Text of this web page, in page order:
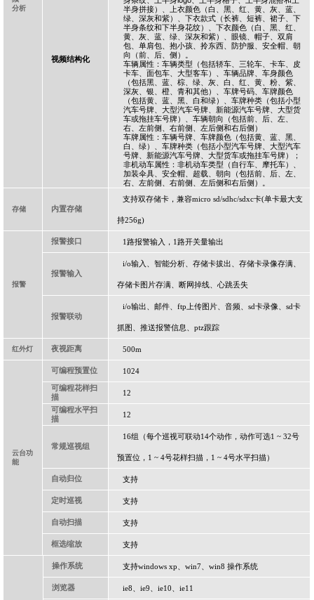
分析
视频结构化
半身拼接）、上衣颜色（白、黑、红、黄、灰、蓝、
绿、深灰和紫）、下衣款式（长裤、短裤、裙子、下
半身条纹和下半身花纹）、下衣颜色（白、黑、红、
黄、灰、蓝、绿、深灰和紫）、眼镜、帽子、双肩
包、单肩包、抱小孩、拎东西、防护服、安全帽、朝
向（前、后、侧）。
车辆属性：车辆类型（包括轿车、三轮车、卡车、皮
卡车、面包车、大型客车）、车辆品牌、车身颜色
（包括黑、蓝、棕、绿、灰、白、红、黄、粉、紫、
深灰、银、橙、青和其他）、车牌号码、车牌颜色
（包括黄、蓝、黑、白和绿）、车牌种类（包括小型
汽车号牌、大型汽车号牌、新能源汽车号牌、大型货
车或拖挂车号牌）、车辆朝向（包括前、后、左、
右、左前侧、右前侧、左后侧和右后侧）
车牌属性：车辆号牌、车牌颜色（包括黄、蓝、黑、
白、绿）、车牌种类（包括小型汽车号牌、大型汽车
号牌、新能源汽车号牌、大型货车或拖挂车号牌）；
非机动车属性：非机动车类型（自行车、摩托车）、
加装伞具、安全帽、超载、朝向（包括前、后、左、
右、左前侧、右前侧、左后侧和右后侧）。
存储 内置存储
支持双存储卡，兼容micro sd/sdhc/sdxc卡(单卡最大支
持256g)
报警
报警接口 1路报警输入， 1路开关量输出
报警输入
i/o输入、智能分析、存储卡拔出、存储卡录像存满、
存储卡图片存满、断网掉线、心跳丢失
报警联动
i/o输出、邮件、ftp 上传图片、音频、sd卡录像、sd卡
抓图、推送报警信息、ptz跟踪
红外灯 夜视距离 500m
云台功
能
可编程预置位
1024
可编程花样扫
描
12
可编程水平扫
描
12
常规巡视组
16组（每个巡视可联动14个动作，动作可选1 ~ 32号
预置位， 1 ~ 4号花样扫描， 1 ~ 4号水平扫描）
自动归位 支持
定时巡视 支持
自动扫描 支持
框选缩放 支持
操作系统 支持windows xp 、win7 、win8操作系统
浏览器 ie8 、ie9 、ie10 、ie11